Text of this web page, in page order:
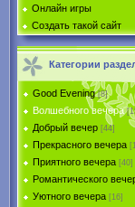
Онлайн игры
Создать такой сайт
Категории
Good Evening [8]
Волшебного вечера
Добрый вечер [44]
Прекрасного вечера
Приятного вечера [40]
Романтического
Уютного вечера [16]